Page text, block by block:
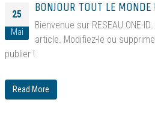
25
Mai
BONJOUR TOUT LE MONDE
Bienvenue sur RESEAU ONE-
article. Modifiez-le ou
publier !
Read More